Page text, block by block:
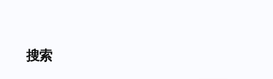
搜索